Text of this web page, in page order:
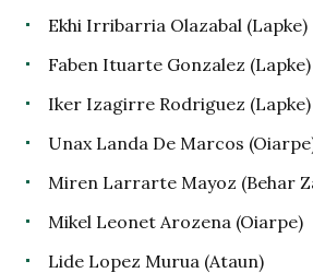
Ekhi Irribarria Olazabal (Lapke)
Faben Ituarte Gonzalez (Lapke)
Iker Izagirre Rodriguez (Lapke)
Unax Landa De Marcos
Miren Larrarte Mayoz (Behar
Mikel Leonet Arozena (Oiarpe)
Lide Lopez Murua (Ataun)